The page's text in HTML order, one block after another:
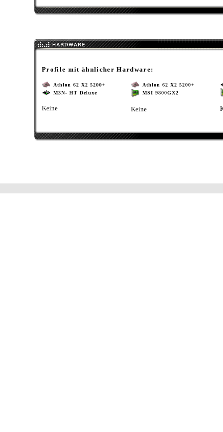
Profile mit ähnlicher Hardware:
Athlon 62 X2 5200+
M3N- HT Deluxe
Keine
Athlon 62 X2 5200+
MSI 9800GX2
Keine